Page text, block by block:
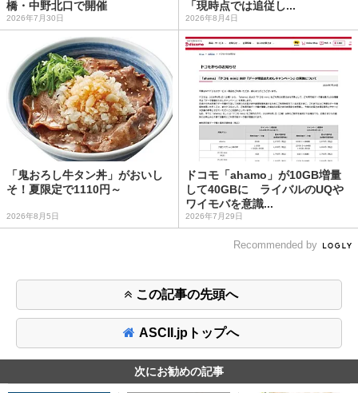
橋・中野北口で開催
2026年7月30日
「現時点では追従し...
2026年8月4日
「鬼おろし牛タン丼」がおいし
そ！夏限定で1110円～
2026年8月5日
ドコモ「ahamo」が10GB増量
して40GBに ライバルのUQや
ワイモバを意識...
2026年7月29日
Recommended by
この記事の先頭へ
ASCII.jpトップへ
次にお勧めの記事